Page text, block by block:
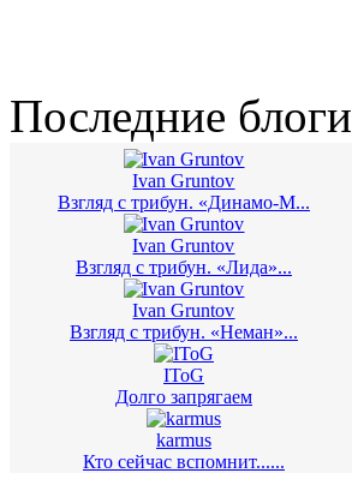
Последние блоги
Ivan Gruntov
Взгляд с трибун. «Динамо-М...
Ivan Gruntov
Взгляд с трибун. «Лида»...
Ivan Gruntov
Взгляд с трибун. «Неман»...
IToG
Долго запрягаем
karmus
Кто сейчас вспомнит......